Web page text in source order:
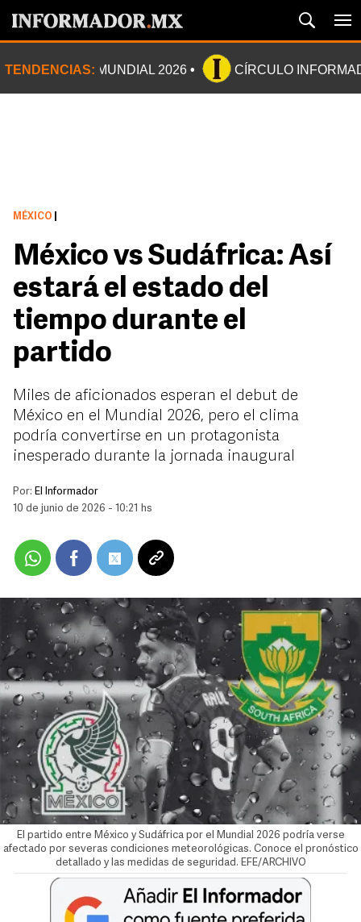
TENDENCIAS: MUNDIAL 2026 CÍRCULO
MÉXICO
México vs Sudáfrica: Así
estará el estado del
tiempo durante el
partido
Miles de aficionados esperan el debut de
México en el Mundial 2026, pero el clima
podría convertirse en un protagonista
inesperado durante la jornada inaugural
Por: El Informador
10 de junio de 2026 - 10:21 hs
El partido entre México y Sudáfrica por el Mundial 2026 podría verse
afectado por severas condiciones meteorológicas. Conoce el pronóstico
detallado y las medidas de seguridad. EFE/ARCHIVO